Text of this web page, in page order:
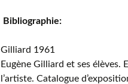
Bibliographie:
Gilliard 1961
Eugène Gilliard et ses
l’artiste. Catalogue